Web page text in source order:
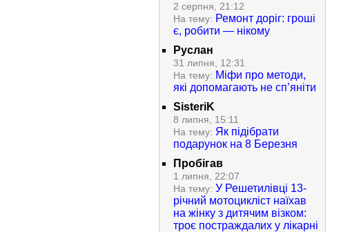
2 серпня, 21:12
На тему: Ремонт доріг: гроші
є, робити — нікому
Руслан
31 липня, 12:31
На тему: Міфи про методи,
які допомагають не сп’яніти
SisteriK
8 липня, 15:11
На тему: Як підібрати
подарунок на 8 Березня
Пробігав
1 липня, 22:07
На тему: У Решетилівці 13-
річний мотоцикліст наїхав
на жінку з дитячим візком:
троє постраждалих у лікарні